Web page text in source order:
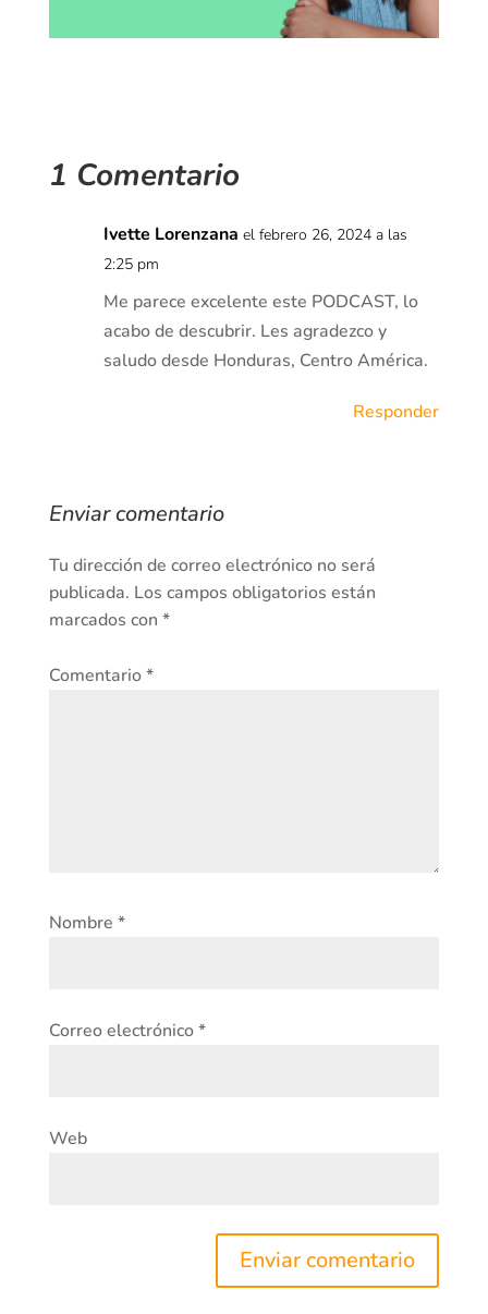
1 Comentario
Ivette Lorenzana el febrero 26, 2024 a las
2:25 pm
Me parece excelente este PODCAST, lo
acabo de descubrir. Les agradezco y
saludo desde Honduras, Centro América.
Responder
Enviar comentario
Tu dirección de correo electrónico no será
publicada. Los campos obligatorios están
marcados con *
Comentario*
Nombre *
Correo electrónico*
Web